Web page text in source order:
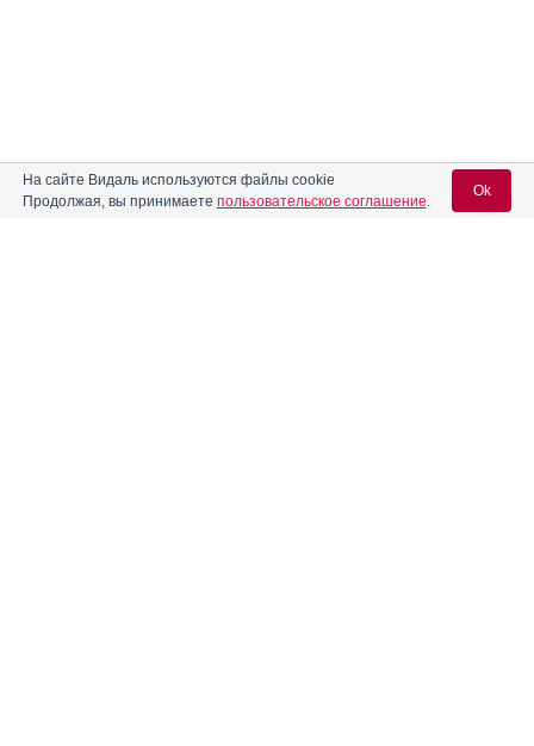
Реклама. ЗАО «ФармФирма «Сотекс»,
ИНН 7715240941
На сайте Видаль используются файлы cookie
Продолжая, вы принимаете пользовательское соглашение.
Ok